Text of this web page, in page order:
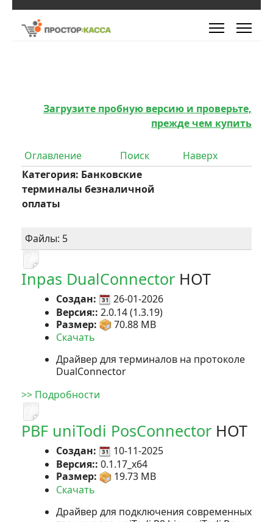
Загрузите пробную версию и проверьте,
прежде чем купить
Оглавление Поиск
Наверх
Категория: Банковские
терминалы безналичной
оплаты
Файлы: 5
Inpas DualConnector HOT
Создан:
26-01-2026
Версия:: 2.0.14 (1.3.19)
Размер:
70.88 MB
Скачать
Драйвер для терминалов на протоколе
DualConnector
>> Подробности
PBF uniTodi PosConnector HOT
Создан:
10-11-2025
Версия:: 0.1.17_x64
Размер:
19.73 MB
Скачать
Драйвер для подключения современных